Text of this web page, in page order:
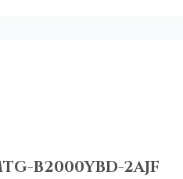
B2000YBD-2AJF